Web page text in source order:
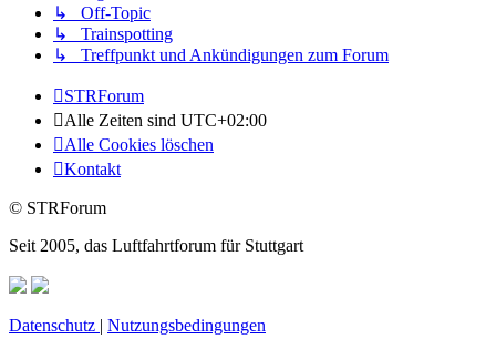
↳ Off-Topic
↳ Trainspotting
↳ Treffpunkt und Ankündigungen zum Forum
STRForum
Alle Zeiten sind UTC+02:00
Alle Cookies löschen
Kontakt
© STRForum
Seit 2005, das Luftfahrtforum für Stuttgart
Datenschutz | Nutzungsbedingungen